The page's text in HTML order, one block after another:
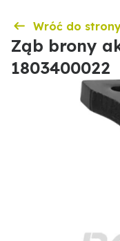
Wróć do
Ząb brony
1803400022